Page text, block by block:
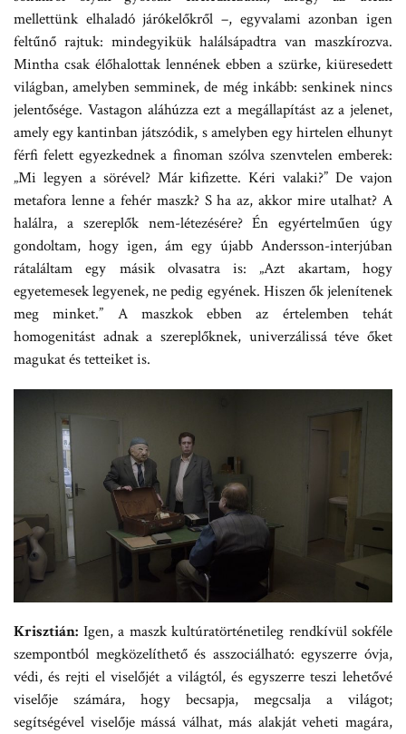
mellettünk elhaladó járókelőkről –, egyvalami azonban igen
feltűnő rajtuk: mindegyikük halálsápadtra van maszkírozva.
Mintha csak élőhalottak lennének ebben a szürke, kiüresedett
világban, amelyben semminek, de még inkább: senkinek nincs
jelentősége. Vastagon aláhúzza ezt a megállapítást az a jelenet,
amely egy kantinban játszódik, s amelyben egy hirtelen elhunyt
férfi felett egyezkednek a finoman szólva szenvtelen emberek:
„Mi legyen a sörével? Már kifizette. Kéri valaki?” De vajon
metafora lenne a fehér maszk? S ha az, akkor mire utalhat? A
halálra, a szereplők nem-létezésére? Én egyértelműen úgy
gondoltam, hogy igen, ám egy újabb Andersson-interjúban
rátaláltam egy másik olvasatra is: „Azt akartam, hogy
egyetemesek legyenek, ne pedig egyének. Hiszen ők jelenítenek
meg minket.” A maszkok ebben az értelemben tehát
homogenitást adnak a szereplőknek, univerzálissá téve őket
magukat és tetteiket is.
Krisztián: Igen, a maszk kultúratörténetileg rendkívül sokféle
szempontból megközelíthető és asszociálható: egyszerre óvja,
védi, és rejti el viselőjét a világtól, és egyszerre teszi lehetővé
viselője számára, hogy becsapja, megcsalja a világot;
segítségével viselője mássá válhat, más alakját veheti magára,